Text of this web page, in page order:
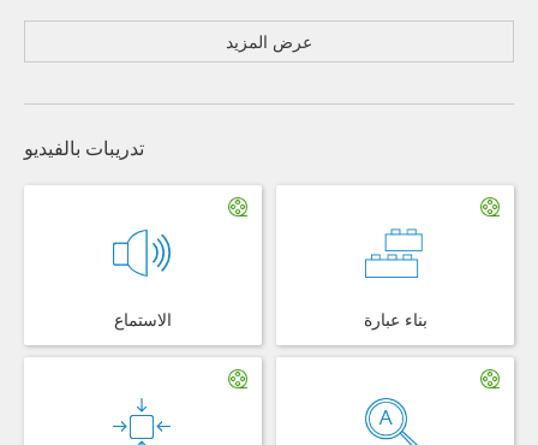
عرض المزيد
تدريبات بالفيديو
الاستماع بناء عبارة